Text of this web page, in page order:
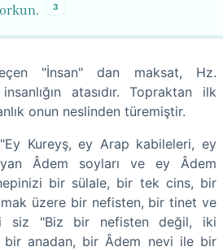
3
"İnsan" dan maksat, Hz.
atasıdır. Topraktan ilk
onun neslinden türemiştir.
"Ey Kureyş, ey Arap kabileleri, ey
Âdem soyları ve ey Âdem
bir sülale, bir tek cins, bir
üzere bir nefisten, bir tinet ve
siz "Biz bir nefisten değil, iki
anadan, bir Âdem nevi ile bir